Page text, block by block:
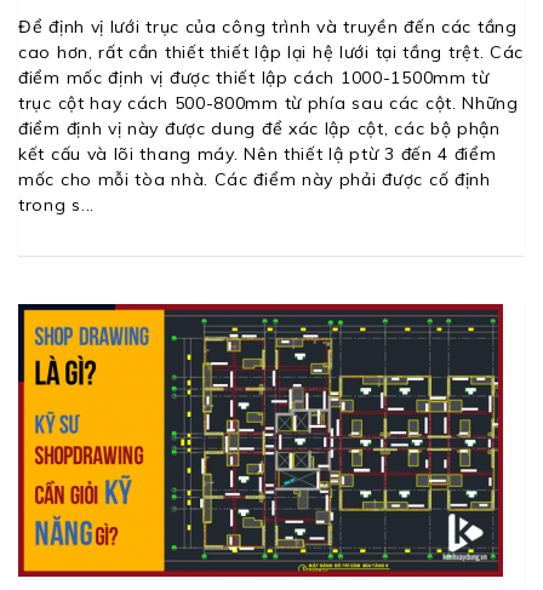
Để định vị lưới trục của công trình và truyền đến các tầng
cao hơn, rất cần thiết thiết lập lại hệ lưới tại tầng trệt. Các
điểm mốc định vị được thiết lập cách 1000-1500mm từ
trục cột hay cách 500-800mm từ phía sau các cột. Những
điểm định vị này được dung để xác lập cột, các bộ phận
kết cấu và lõi thang máy. Nên thiết lậ ptừ 3 đến 4 điểm
mốc cho mỗi tòa nhà. Các điểm này phải được cố định
trong s